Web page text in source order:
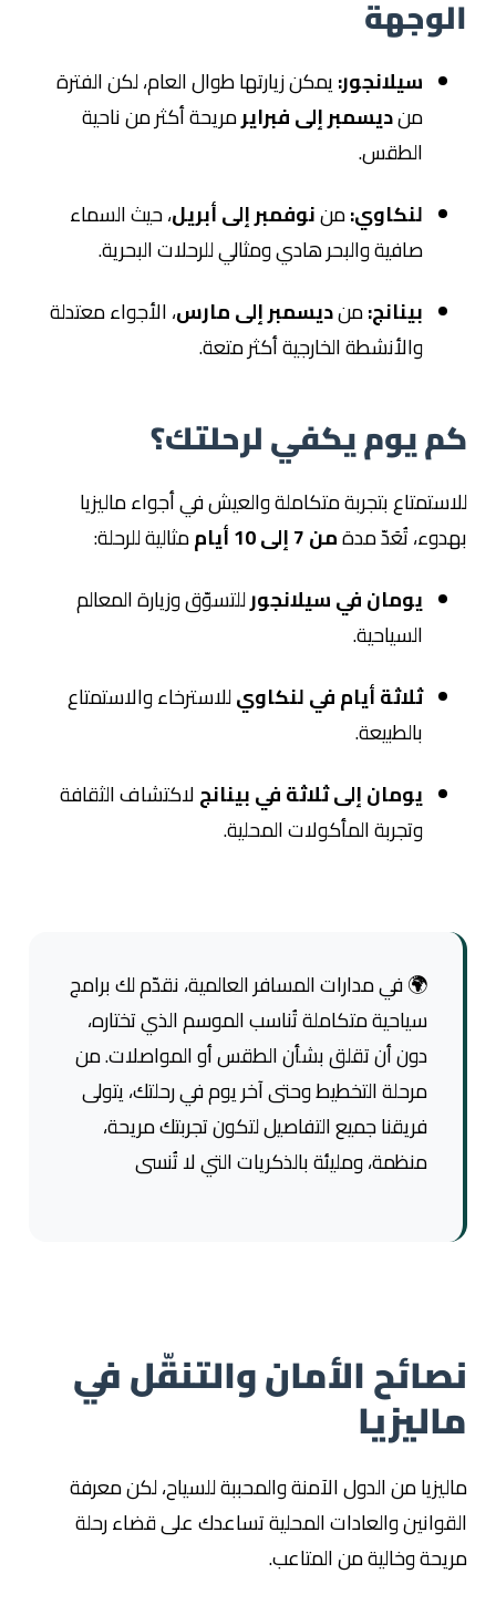
الوجهة
سيلانجور:يمكن زيارتها طوال العام، لكن الفترة
منديسمبر إلى فبرايرمريحة أكثر من ناحية
الطقس.
لنكاوي:مننوفمبر إلى أبريل، حيث السماء
صافية والبحر هادي ومثالي للرحلات البحرية.
بينانج:منديسمبر إلى مارس، الأجواء معتدلة
والأنشطة الخارجية أكثر متعة.
كم يوم يكفي لرحلتك؟
للاستمتاع بتجربة متكاملة والعيش في أجواء ماليزيا
بهدوء، تُعَدّ مدةمن 7 إلى 10 أيام
مثالية للرحلة:
يومان في سيلانجورللتسوّق وزيارة المعالم
السياحية.
ثلاثة أيام في لنكاويللاسترخاء والاستمتاع
بالطبيعة.
يومان إلى ثلاثة في بينانجلاكتشاف الثقافة
وتجربة المأكولات المحلية.
🌍 في مدارات المسافر العالمية، نقدّم لك برامج
سياحية متكاملة تُناسب الموسم الذي تختاره،
دون أن تقلق بشأن الطقس أو المواصلات. من
مرحلة التخطيط وحتى آخر يوم في رحلتك، يتولى
فريقنا جميع التفاصيل لتكون تجربتك مريحة،
منظمة، ومليئة بالذكريات التي لا تُنسى
نصائح الأمان والتنقّل في
ماليزيا
ماليزيا من الدول الآمنة والمحببة للسياح، لكن معرفة
القوانين والعادات المحلية تساعدك على قضاء رحلة
مريحة وخالية من المتاعب.